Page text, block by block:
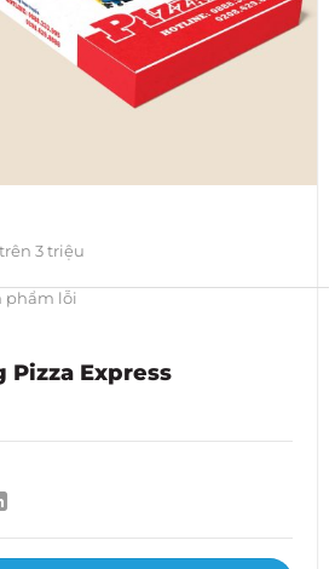
3 triệu
phẩm lỗi
Pizza Express